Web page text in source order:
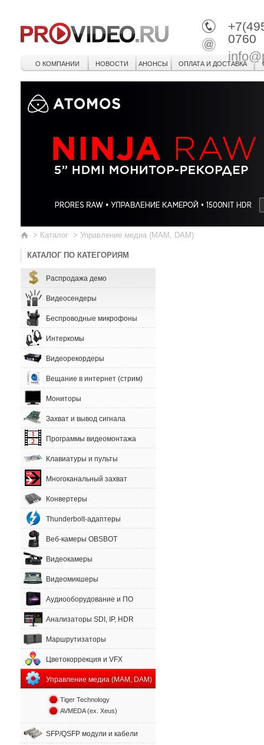
0760
О КОМПАНИИ НОВОСТИ АНОНСЫ ОПЛАТА И ДОСТАВКА
> Каталог > Управление медиа (MAM, DAM)
КАТАЛОГ ПО КАТЕГОРИЯМ
Распродажа демо
Видеосендеры
Беспроводные микрофоны
Интеркомы
Видеорекордеры
Вещание в интернет (стрим)
Мониторы
Захват и вывод сигнала
Программы видеомонтажа
Клавиатуры и пульты
Многоканальный захват
Конвертеры
Thunderbolt-адаптеры
Веб-камеры OBSBOT
Видеокамеры
Видеомикшеры
Аудиооборудование и ПО
Анализаторы SDI, IP, HDR
Маршрутизаторы
Цветокоррекция и VFX
Управление медиа (MAM, DAM)
Tiger Technology
AVMEDA (ex. Xeus)
SFP/QSFP модули и кабели